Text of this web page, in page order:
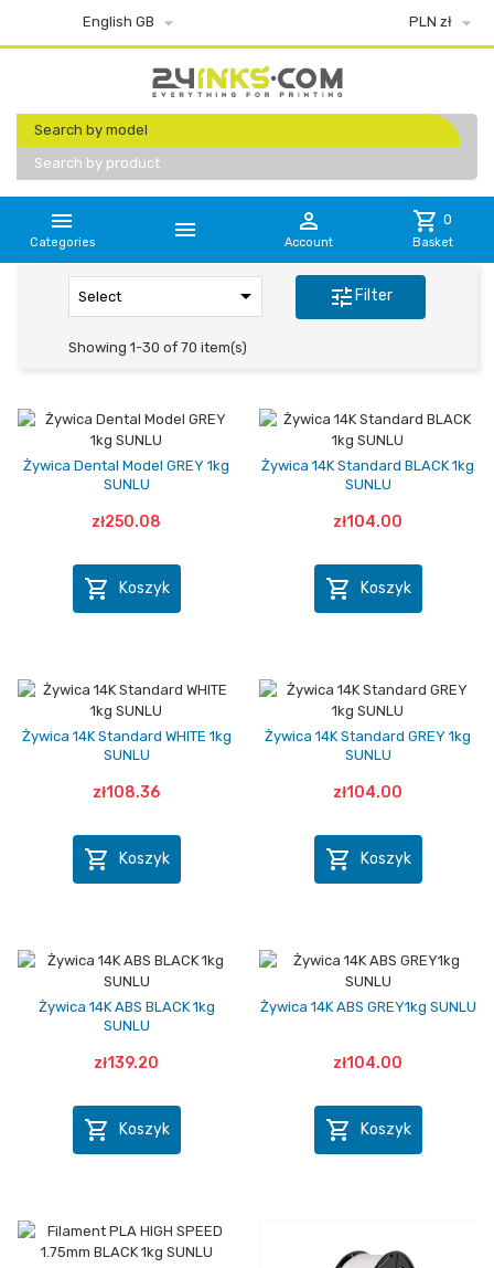
English GB  PLN zł 
Search by model
Search by product

Categories  
Account
shopping_cart 0
Basket
Select  tuneFilter
Showing 1-30 of 70 item(s)
Żywica Dental Model GREY 1kg
SUNLU
zł250.08
 Koszyk
Żywica 14K Standard BLACK 1kg
SUNLU
zł104.00
 Koszyk
Żywica 14K Standard WHITE 1kg
SUNLU
zł108.36
 Koszyk
Żywica 14K Standard GREY 1kg
SUNLU
zł104.00
 Koszyk
Żywica 14K ABS BLACK 1kg
SUNLU
zł139.20
 Koszyk
Żywica 14K ABS GREY1kg SUNLU
zł104.00
 Koszyk